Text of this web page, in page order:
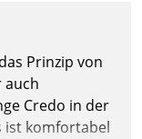
erwarten: Allein
ist es nicht
Unternehmen
hinterfragen
Prinzip von
auch
Credo in der
ist komfortabel